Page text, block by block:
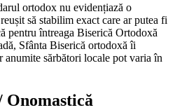
ortodox nu evidențiază o
să stabilim exact care ar putea fi
pentru întreaga Biserică Ortodoxă
Sfânta Biserică ortodoxă îi
sărbători locale pot varia în
Onomastică